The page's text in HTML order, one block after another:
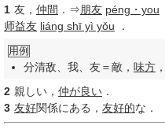
1 友， 仲間 ．⇒朋友 péng・you
师益友 liáng shī yì yǒu ．
用例
分清敌、我、友＝敵， 味方 ，
2 親しい， 仲が良い ．
3 友好関係にある， 友好的な．